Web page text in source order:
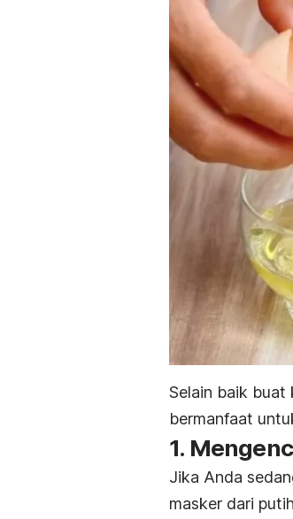
Selain baik buat
bermanfaat
1.
Jika Anda
masker dari